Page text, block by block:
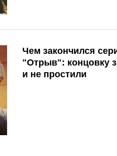
Чем закончился
"Отрыв": концовку
и не простили